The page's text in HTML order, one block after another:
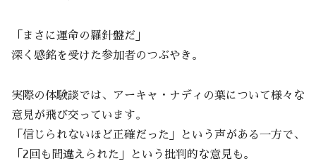
「まさに運命の羅針盤だ」
深く感銘を受けた参加者のつぶやき。
実際の体験談では、アーキャ・ナディの葉について様々な
意見が飛び交っています。
「信じられないほど正確だった」という声がある一方で、
「2回も間違えられた」という批判的な意見も。